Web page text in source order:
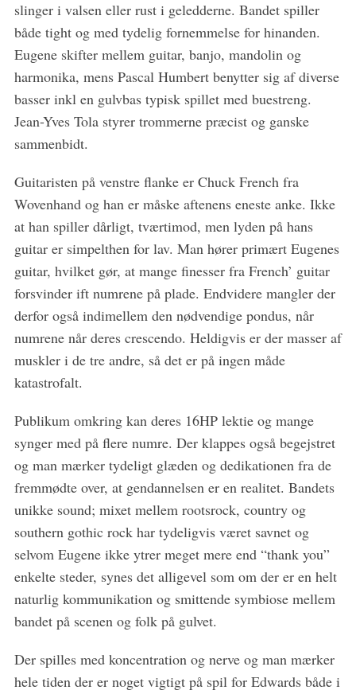
slinger i valsen eller rust i geledderne. Bandet spiller
både tight og med tydelig fornemmelse for hinanden.
Eugene skifter mellem guitar, banjo, mandolin og
harmonika, mens Pascal Humbert benytter sig af diverse
basser inkl en gulvbas typisk spillet med buestreng.
Jean-Yves Tola styrer trommerne præcist og ganske
sammenbidt.
Guitaristen på venstre flanke er Chuck French fra
Wovenhand og han er måske aftenens eneste anke. Ikke
at han spiller dårligt, tværtimod, men lyden på hans
guitar er simpelthen for lav. Man hører primært Eugenes
guitar, hvilket gør, at mange finesser fra French’ guitar
forsvinder ift numrene på plade. Endvidere mangler der
derfor også indimellem den nødvendige pondus, når
numrene når deres crescendo. Heldigvis er der masser af
muskler i de tre andre, så det er på ingen måde
katastrofalt.
Publikum omkring kan deres 16HP lektie og mange
synger med på flere numre. Der klappes også begejstret
og man mærker tydeligt glæden og dedikationen fra de
fremmødte over, at gendannelsen er en realitet. Bandets
unikke sound; mixet mellem rootsrock, country og
southern gothic rock har tydeligvis været savnet og
selvom Eugene ikke ytrer meget mere end “thank you”
enkelte steder, synes det alligevel som om der er en helt
naturlig kommunikation og smittende symbiose mellem
bandet på scenen og folk på gulvet.
Der spilles med koncentration og nerve og man mærker
hele tiden der er noget vigtigt på spil for Edwards både i
e
a